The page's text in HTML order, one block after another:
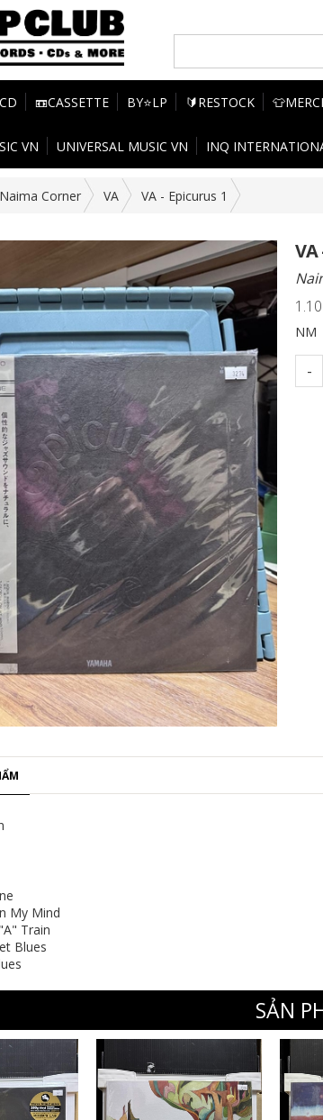
📼CASSETTE BY⭐LP 🔰RESTOCK
VN UNIVERSAL MUSIC VN INQ
Naima Corner VA VA - Epicurus 1
VA
NM
-
My Mind
Train
Blues
SẢN